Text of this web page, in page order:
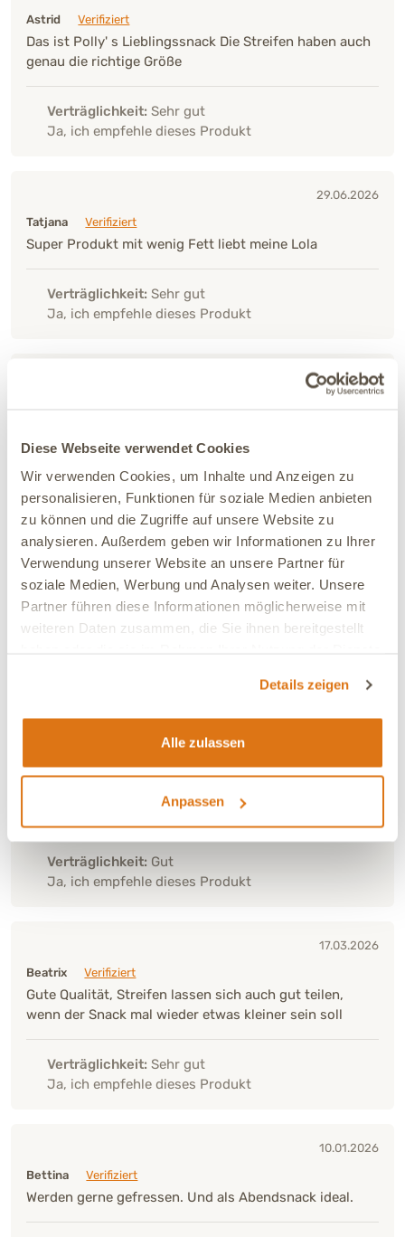
Diese Webseite verwendet Cookies
Wir verwenden Cookies, um Inhalte und Anzeigen zu
personalisieren, Funktionen für soziale Medien anbieten
zu können und die Zugriffe auf unsere Website zu
analysieren. Außerdem geben wir Informationen zu Ihrer
Verwendung unserer Website an unsere Partner für
soziale Medien, Werbung und Analysen weiter. Unsere
Partner führen diese Informationen möglicherweise mit
weiteren Daten zusammen, die Sie ihnen bereitgestellt
Details zeigen
Alle zulassen
Anpassen
Astrid
Verifiziert
Das ist Polly' s Lieblingssnack Die Streifen haben auch
genau die richtige Größe
Verträglichkeit: Sehr gut
Ja, ich empfehle dieses Produkt
29.06.2026
Tatjana
Verifiziert
Super Produkt mit wenig Fett liebt meine Lola
Verträglichkeit: Sehr gut
Ja, ich empfehle dieses Produkt
22.06.2026
Verträglichkeit:Sehr gut
Ja, ich empfehle dieses Produkt
30.05.2026
Michaela
Verifiziert
Unser Hund liebt den Snack.
Clemens
Verifiziert
Verträglichkeit: Gut
Ja, ich empfehle dieses Produkt
17.03.2026
Beatrix
Verifiziert
Gute Qualität, Streifen lassen sich auch gut teilen,
wenn der Snack mal wieder etwas kleiner sein soll
Verträglichkeit: Sehr gut
Ja, ich empfehle dieses Produkt
10.01.2026
Bettina
Verifiziert
Werden gerne gefressen. Und als Abendsnack ideal.